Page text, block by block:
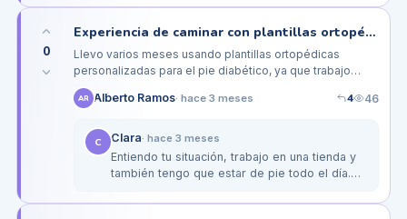
las sandalias ortopédicas de la…
0
Experiencia de caminar con plantillas ortopédicas en un trabajo de pie
Llevo varios meses usando plantillas ortopédicas
personalizadas para el pie diabético, ya que trabajo
como camarero y paso largas horas de pie. Al principio,
pensé que iba a ser…
AR Alberto Ramos· hace 3 meses 4 46
C Clara· hace 3 meses
Entiendo tu situación, trabajo en una tienda y
también tengo que estar de pie todo el día.
veces ayuda a aliviar la…